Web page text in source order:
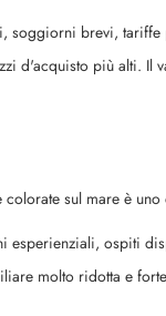
soggiorni brevi, tariffe
d'acquisto più alti. Il
sul mare è
esperienziali, ospiti
molto ridotta e